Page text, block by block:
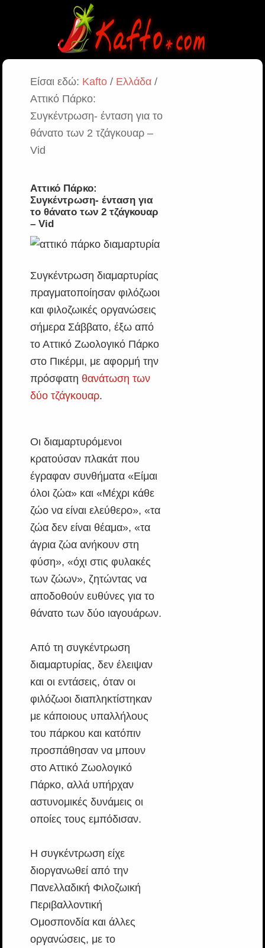
Είσαι εδώ: Kafto/ Ελλάδα/
Αττικό Πάρκο:
Συγκέντρωση- ένταση για το
θάνατο των 2 τζάγκουαρ –
Vid
Αττικό Πάρκο:
Συγκέντρωση- ένταση για
το θάνατο των 2 τζάγκουαρ
– Vid
Συγκέντρωση διαμαρτυρίας
πραγματοποίησαν φιλόζωοι
και φιλοζωικές οργανώσεις
σήμερα Σάββατο, έξω από
το Αττικό Ζωολογικό Πάρκο
στο Πικέρμι, με αφορμή την
πρόσφατη θανάτωση των
δύο τζάγκουαρ.
Οι διαμαρτυρόμενοι
κρατούσαν πλακάτ που
έγραφαν συνθήματα «Είμαι
όλοι ζώα» και «Μέχρι κάθε
ζώο να είναι ελεύθερο», «τα
ζώα δεν είναι θέαμα», «τα
άγρια ζώα ανήκουν στη
φύση», «όχι στις φυλακές
των ζώων», ζητώντας να
αποδοθούν ευθύνες για το
θάνατο των δύο ιαγουάρων.
Από τη συγκέντρωση
διαμαρτυρίας, δεν έλειψαν
και οι εντάσεις, όταν οι
φιλόζωοι διαπληκτίστηκαν
με κάποιους υπαλλήλους
του πάρκου και κατόπιν
προσπάθησαν να μπουν
στο Αττικό Ζωολογικό
Πάρκο, αλλά υπήρχαν
αστυνομικές δυνάμεις οι
οποίες τους εμπόδισαν.
Η συγκέντρωση είχε
διοργανωθεί από την
Πανελλαδική Φιλοζωική
Περιβαλλοντική
Ομοσπονδία και άλλες
οργανώσεις, με το